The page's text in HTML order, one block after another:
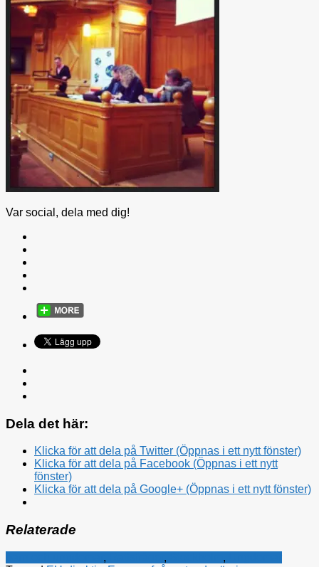
Var social, dela med dig!
Dela det här:
Klicka för att dela på Twitter (Öppnas i ett nytt fönster)
Klicka för att dela på Facebook (Öppnas i ett nytt
fönster)
Klicka för att dela på Google+ (Öppnas i ett nytt fönster)
Relaterade
, , ,